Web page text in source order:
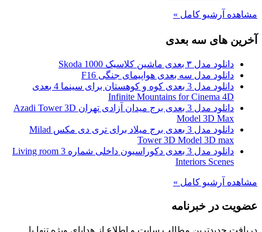
مشاهده آرشیو کامل »
آخرین های سه بعدی
دانلود مدل ۳ بعدی ماشین کلاسیک Skoda 1000
دانلود مدل سه بعدی هواپیمای جنگی F16
دانلود مدل 3 بعدی کوه و کوهستان برای سینما 4 بعدی
Infinite Mountains for Cinema 4D
دانلود مدل 3 بعدی برج میدان آزادی تهران Azadi Tower 3D
Model 3D Max
دانلود مدل 3 بعدی برج میلاد برای تری دی مکس Milad
Tower 3D Model 3D max
دانلود مدل 3 بعدی دکوراسیون داخلی شماره 3 Living room
Interiors Scenes
مشاهده آرشیو کامل »
عضویت در خبرنامه
دریافت جدیدترین مطالب سایت و اطلاع از هدایای ویژه تنها با